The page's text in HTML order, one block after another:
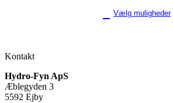
Vælg muligheder
Kontakt
Hydro-Fyn ApS
Æblegyden 3
5592 Ejby